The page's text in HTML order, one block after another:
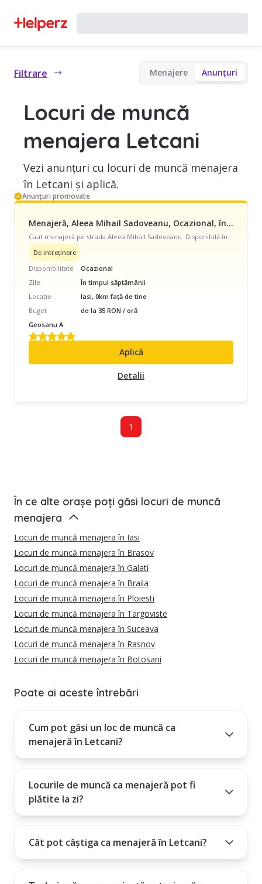
Filtrare Menajere Anunțuri
Locuri de muncă
menajera Letcani
Vezi anunțuri cu locuri de muncă menajera
în Letcani și aplică.
Anunțuri promovate
Menajeră, Aleea Mihail Sadoveanu, Ocazional, începând cu 35 lei/oră
Caut menajeră pe strada Aleea Mihail Sadoveanu. Disponibilă în timpul săptămânii, program ocazional pentru apartament. Avem nevoie de curățenie de întreținere.
De intreținere
Disponibilitate
Ocazional
Zile
În timpul săptămânii
Locație
Iasi, 0km față de tine
Buget
de la 35 RON / oră
Geosanu A
Aplică
Detalii
1
În ce alte orașe poți găsi locuri de muncă
menajera
Locuri de muncă menajera în Iasi
Locuri de muncă menajera în Brasov
Locuri de muncă menajera în Galati
Locuri de muncă menajera în Braila
Locuri de muncă menajera în Ploiesti
Locuri de muncă menajera în Targoviste
Locuri de muncă menajera în Suceava
Locuri de muncă menajera în Rasnov
Locuri de muncă menajera în Botosani
Poate ai aceste întrebări
Cum pot găsi un loc de muncă ca
menajeră în Letcani?
Locurile de muncă ca menajeră pot fi
plătite la zi?
Cât pot câștiga ca menajeră în Letcani?